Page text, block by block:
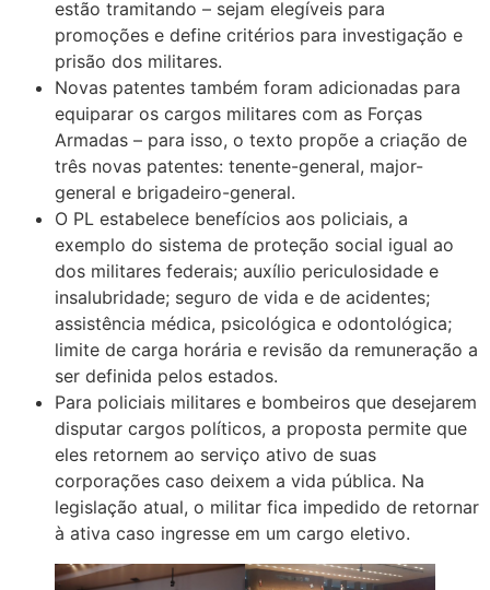
estão tramitando – sejam elegíveis para
promoções e define critérios para investigação e
prisão dos militares.
Novas patentes também foram adicionadas para
equiparar os cargos militares com as Forças
Armadas – para isso, o texto propõe a criação de
três novas patentes: tenente-general, major-
general e brigadeiro-general.
O PL estabelece benefícios aos policiais, a
exemplo do sistema de proteção social igual ao
dos militares federais; auxílio periculosidade e
insalubridade; seguro de vida e de acidentes;
assistência médica, psicológica e odontológica;
limite de carga horária e revisão da remuneração a
ser definida pelos estados.
Para policiais militares e bombeiros que desejarem
disputar cargos políticos, a proposta permite que
eles retornem ao serviço ativo de suas
corporações caso deixem a vida pública. Na
legislação atual, o militar fica impedido de retornar
à ativa caso ingresse em um cargo eletivo.